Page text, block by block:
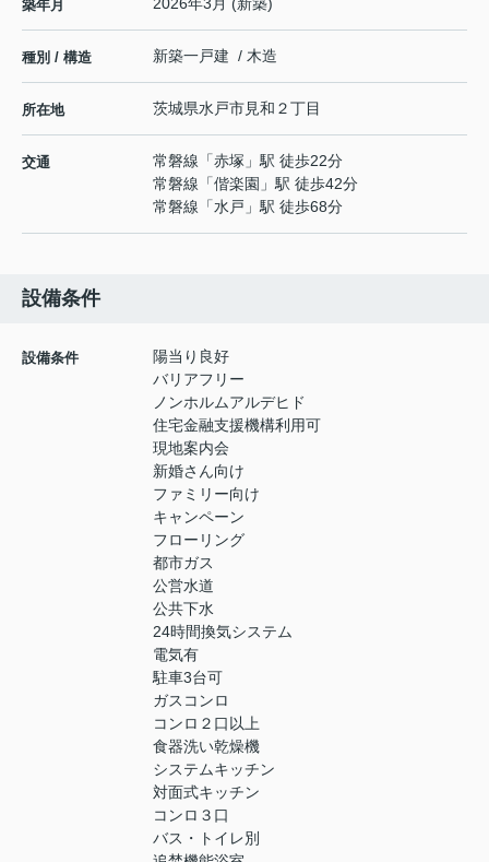
築年月 2026年3月 (新築)
種別 / 構造 新築一戸建 / 木造
所在地 茨城県水戸市見和 ２丁目
交通 常磐線 「赤塚 」駅 徒歩22分
常磐線 「偕楽園 」駅 徒歩42分
常磐線 「水戸 」駅 徒歩68分
設備条件
設備条件
陽当り良好
バリアフリー
ノンホルムアルデヒド
住宅金融支援機構利用可
現地案内会
新婚さん向け
ファミリー向け
キャンペーン
フローリング
都市ガス
公営水道
公共下水
24時間換気システム
電気有
駐車3台可
ガスコンロ
コンロ２口以上
食器洗い乾燥機
システムキッチン
対面式キッチン
コンロ３口
バス・トイレ別